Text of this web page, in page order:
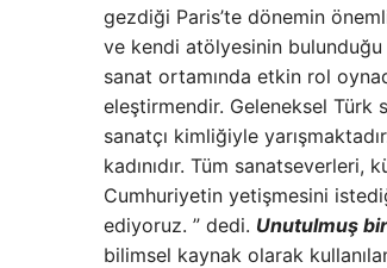
gezdiği Paris’te dönemin önemli
ve kendi atölyesinin bulunduğu
sanat ortamında etkin rol
eleştirmendir. Geleneksel Türk
sanatçı kimliğiyle
kadınıdır. Tüm
Cumhuriyetin yetişmesini
ediyoruz. ” dedi. Unutulmuş
bilimsel kaynak olarak